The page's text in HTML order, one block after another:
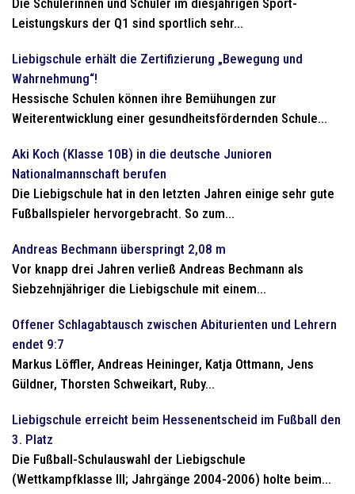
Die Schülerinnen und Schüler im diesjährigen Sport-
Leistungskurs der Q1 sind sportlich sehr...
Liebigschule erhält die Zertifizierung „Bewegung und
Wahrnehmung“!
Hessische Schulen können ihre Bemühungen zur
Weiterentwicklung einer gesundheitsfördernden Schule...
Aki Koch (Klasse 10B) in die deutsche Junioren
Nationalmannschaft berufen
Die Liebigschule hat in den letzten Jahren einige sehr gute
Fußballspieler hervorgebracht. So zum...
Andreas Bechmann überspringt 2,08 m
Vor knapp drei Jahren verließ Andreas Bechmann als
Siebzehnjähriger die Liebigschule mit einem...
Offener Schlagabtausch zwischen Abiturienten und Lehrern
endet 9:7
Markus Löffler, Andreas Heininger, Katja Ottmann, Jens
Güldner, Thorsten Schweikart, Ruby...
Liebigschule erreicht beim Hessenentscheid im Fußball den
3. Platz
Die Fußball-Schulauswahl der Liebigschule
(Wettkampfklasse III; Jahrgänge 2004-2006) holte beim...